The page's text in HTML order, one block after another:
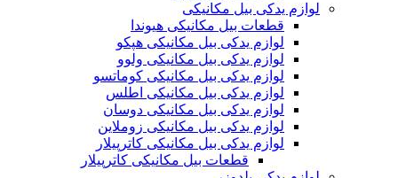
لوازم یدکی بیل مکانیکی
قطعات بیل مکانیکی هیوندا
لوازم یدکی بیل مکانیکی هپکو
لوازم یدکی بیل مکانیکی ولوو
لوازم یدکی بیل مکانیکی کوماتسو
لوازم یدکی بیل مکانیکی اطلس
لوازم یدکی بیل مکانیکی دوسان
لوازم یدکی بیل مکانیکی زوملاین
لوازم یدکی بیل مکانیکی کاترپیلار
قطعات بیل مکانیکی کاترپیلار